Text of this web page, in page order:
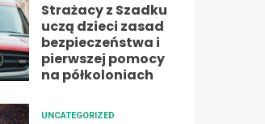
Strażacy z Szadku
uczą dzieci zasad
bezpieczeństwa i
pierwszej pomocy
na półkoloniach
UNCATEGORIZED